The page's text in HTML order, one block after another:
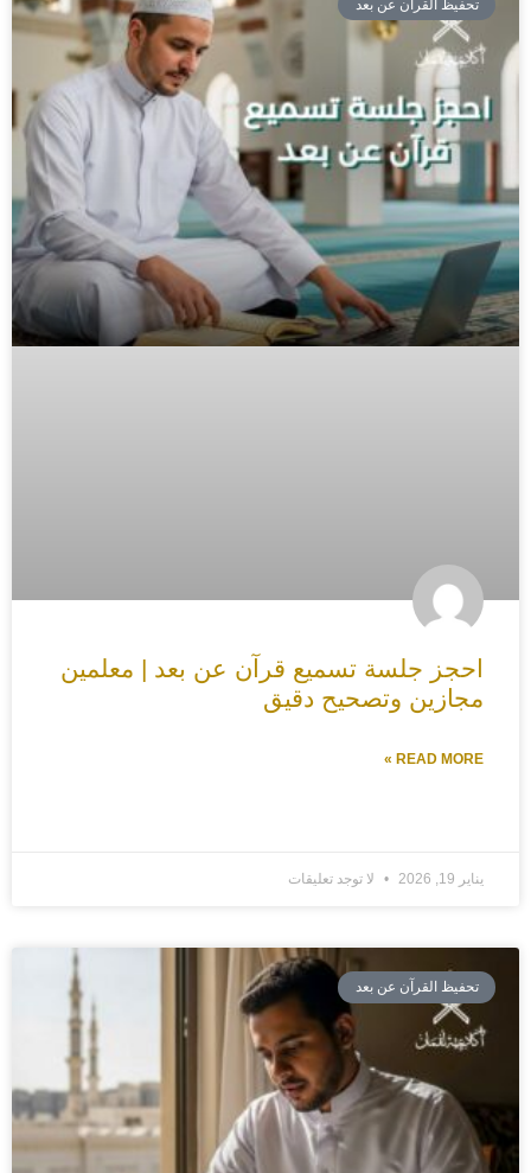
تحفيظ القرآن عن بعد
احجز جلسة تسميع قرآن عن بعد | معلمين
مجازين وتصحيح دقيق
READ MORE »
يناير 19, 2026 لا توجد تعليقات
تحفيظ القرآن عن بعد